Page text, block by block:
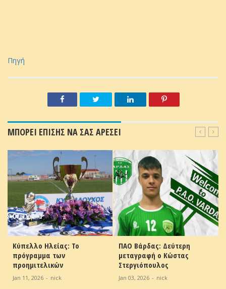
Πηγή
ΜΠΟΡΕΙ ΕΠΙΣΗΣ ΝΑ ΣΑΣ ΑΡΕΣΕΙ
Κύπελλο Ηλείας: Το
πρόγραμμα των
προημιτελικών
Jan 11, 2026 - nick
ΠΑΟ Βάρδας: Δεύτερη
μεταγραφή ο Κώστας
Στεργιόπουλος
Jan 03, 2026 - nick